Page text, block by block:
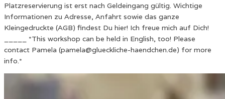
Platzreservierung ist erst nach Geldeingang gültig. Wichtige
Informationen zu Adresse, Anfahrt sowie das ganze
Kleingedruckte (AGB) findest Du hier! Ich freue mich auf Dich!
_____ *This workshop can be held in English, too! Please
contact Pamela (pamela@glueckliche-haendchen.de) for more
info.*